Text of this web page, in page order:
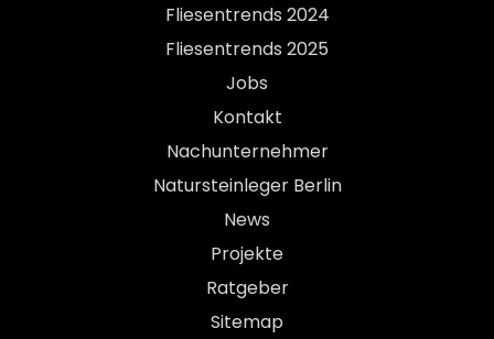
Fliesentrends 2024
Fliesentrends 2025
Jobs
Kontakt
Nachunternehmer
Natursteinleger Berlin
News
Projekte
Ratgeber
Sitemap